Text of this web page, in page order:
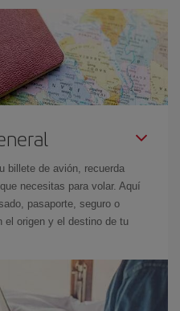
billete de avión, recuerda
necesitas para volar. Aquí
pasaporte, seguro o
el origen y el destino de tu